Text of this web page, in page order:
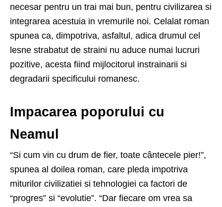
necesar pentru un trai mai bun, pentru civilizarea si
integrarea acestuia in vremurile noi. Celalat roman
spunea ca, dimpotriva, asfaltul, adica drumul cel
lesne strabatut de straini nu aduce numai lucruri
pozitive, acesta fiind mijlocitorul instrainarii si
degradarii specificului romanesc.
Impacarea poporului cu
Neamul
“Si cum vin cu drum de fier, toate cântecele pier!”,
spunea al doilea roman, care pleda impotriva
miturilor civilizatiei si tehnologiei ca factori de
“progres” si “evolutie”. “Dar fiecare om vrea sa